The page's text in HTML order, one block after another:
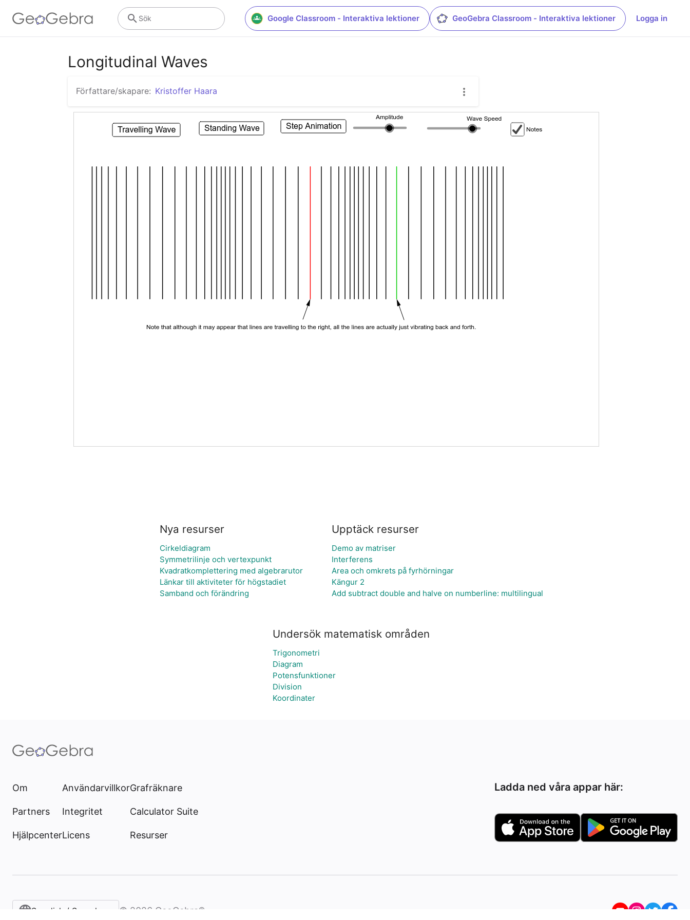
Google Classroom - Interaktiva lektioner GeoGebra Classroom - Interaktiva lektioner Logga in
Sök
Longitudinal Waves
Författare/skapare: Kristoffer Haara
Nya resurser
Cirkeldiagram
Symmetrilinje och vertexpunkt
Kvadratkomplettering med algebrarutor
Länkar till aktiviteter för högstadiet
Samband och förändring
Upptäck resurser
Demo av matriser
Interferens
Area och omkrets på fyrhörningar
Kängur 2
Add subtract double and halve on numberline: multilingual
Undersök matematisk områden
Trigonometri
Diagram
Potensfunktioner
Division
Koordinater
Om
Partners
Hjälpcenter
Användarvillkor
Integritet
Licens
Grafräknare
Calculator Suite
Resurser
Ladda ned våra appar här:
Swedish / Svenska‎ © 2026 GeoGebra®